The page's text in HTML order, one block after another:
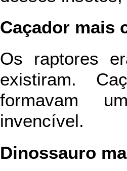
Caçador mais
Os raptores
existiram.
formavam
invencível.
Dinossauro